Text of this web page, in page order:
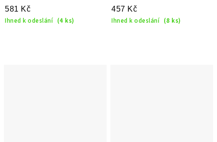
581 Kč
Ihned k odeslání (4 ks)
457 Kč
Ihned k odeslání (8 ks)